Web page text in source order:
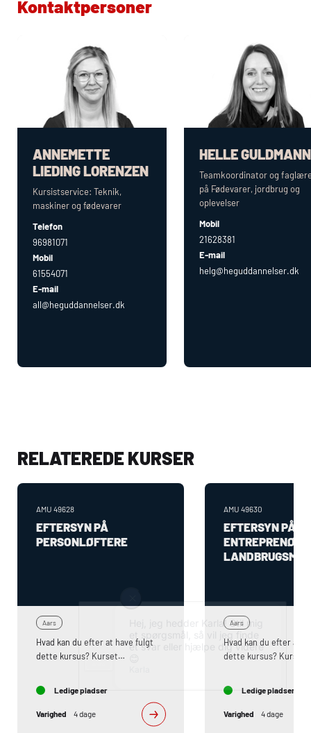
Kontaktpersoner
ANNEMETTE
LIEDING LORENZEN
Kursistservice: Teknik,
maskiner og fødevarer
Telefon
96981071
Mobil
61554071
E-mail
all@heguddannelser.dk
HELLE GULDMANN
Teamkoordinator og
på Fødevarer, jordbrug og
oplevelser
Mobil
21628381
E-mail
helg@heguddannelser.dk
RELATEREDE KURSER
AMU 49628
EFTERSYN PÅ
PERSONLØFTERE
Aars
Hvad kan du efter at have fulgt
dette kursus? Kurset
lovpligtigt hovedeftersyn- CE-
mærkning-
Overensstemmelseserklæring-
Relevante standarder til mobile
Ledige pladser
Varighed 4 dage
AMU 49630
EFTERSYN PÅ
ENTREPRENØR
Aars
Hvad kan du efter at
dette kursus?
hovedeftersyn- CE-
Relevante standarder
Ledige pladser
Varighed 4 dage